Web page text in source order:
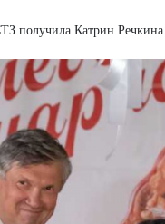
получила Катрин Речкина.